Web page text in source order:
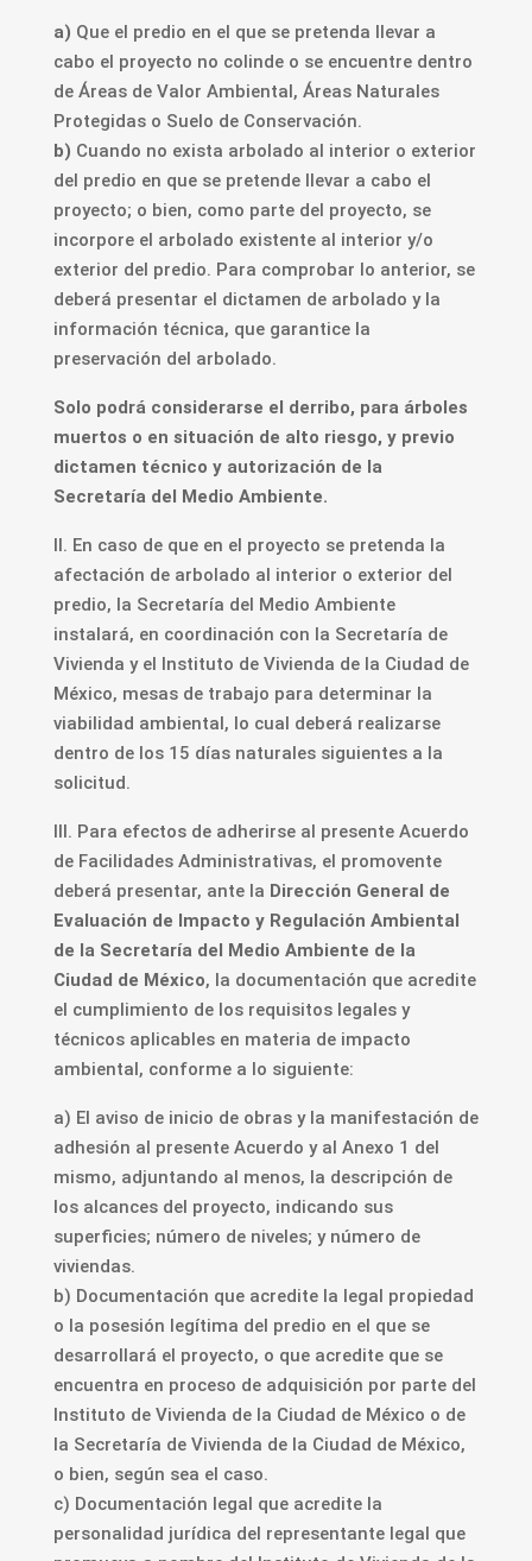
a) Que el predio en el que se pretenda llevar a
cabo el proyecto no colinde o se encuentre dentro
de Áreas de Valor Ambiental, Áreas Naturales
Protegidas o Suelo de Conservación.
b) Cuando no exista arbolado al interior o exterior
del predio en que se pretende llevar a cabo el
proyecto; o bien, como parte del proyecto, se
incorpore el arbolado existente al interior y/o
exterior del predio. Para comprobar lo anterior, se
deberá presentar el dictamen de arbolado y la
información técnica, que garantice la
preservación del arbolado.
Solo podrá considerarse el derribo, para árboles
muertos o en situación de alto riesgo, y previo
dictamen técnico y autorización de la
Secretaría del Medio Ambiente.
II. En caso de que en el proyecto se pretenda la
afectación de arbolado al interior o exterior del
predio, la Secretaría del Medio Ambiente
instalará, en coordinación con la Secretaría de
Vivienda y el Instituto de Vivienda de la Ciudad de
México, mesas de trabajo para determinar la
viabilidad ambiental, lo cual deberá realizarse
dentro de los 15 días naturales siguientes a la
solicitud.
III. Para efectos de adherirse al presente Acuerdo
de Facilidades Administrativas, el promovente
deberá presentar, ante la Dirección General de
Evaluación de Impacto y Regulación Ambiental
de la Secretaría del Medio Ambiente de la
Ciudad de México, la documentación que acredite
el cumplimiento de los requisitos legales y
técnicos aplicables en materia de impacto
ambiental, conforme a lo siguiente:
a) El aviso de inicio de obras y la manifestación de
adhesión al presente Acuerdo y al Anexo 1 del
mismo, adjuntando al menos, la descripción de
los alcances del proyecto, indicando sus
superficies; número de niveles; y número de
viviendas.
b) Documentación que acredite la legal propiedad
o la posesión legítima del predio en el que se
desarrollará el proyecto, o que acredite que se
encuentra en proceso de adquisición por parte del
Instituto de Vivienda de la Ciudad de México o de
la Secretaría de Vivienda de la Ciudad de México,
o bien, según sea el caso.
c) Documentación legal que acredite la
personalidad jurídica del representante legal que